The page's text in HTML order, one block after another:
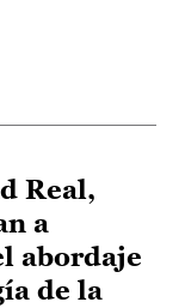
Real,
a
abordaje
de la